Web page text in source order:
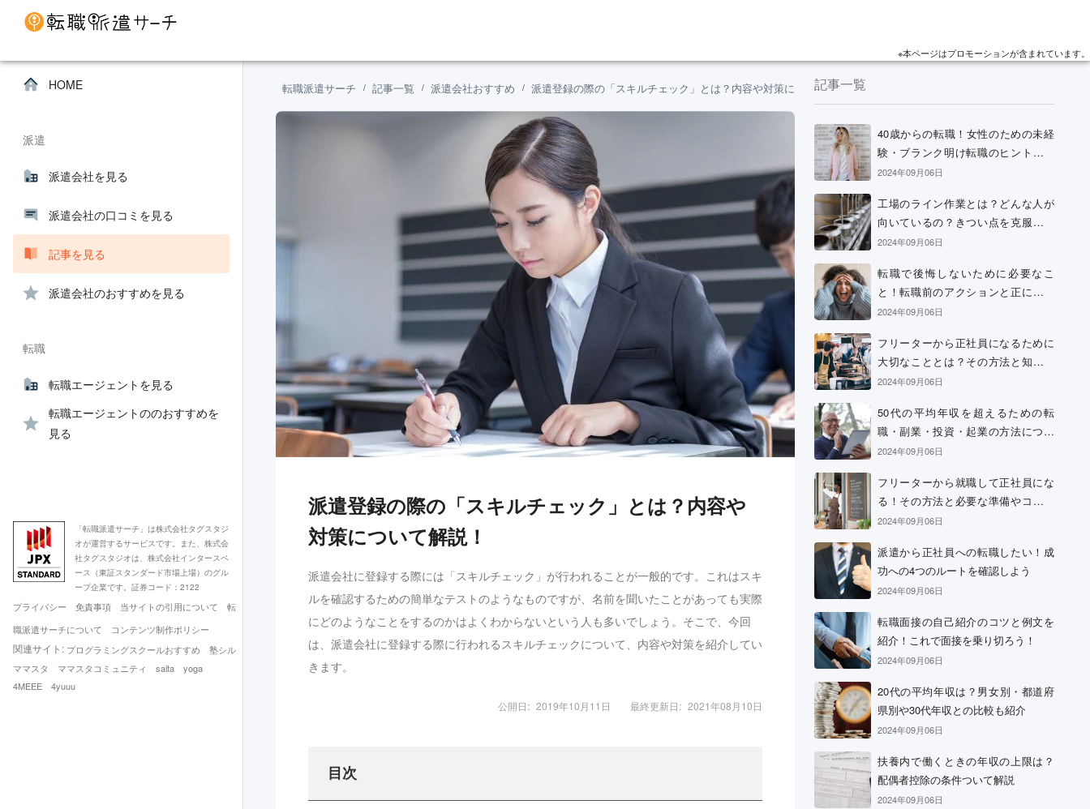
※本ページはプロモーションが含まれています。
転職派遣サーチ 記事一覧 派遣会社おすすめ 派遣登録の際の「スキルチェック」とは？内容や対策について解説！
派遣登録の際の「スキルチェック」とは？内容や
対策について解説！
派遣会社に登録する際には「スキルチェック」が行われることが一般的です。これはスキ
ルを確認するための簡単なテストのようなものですが、名前を聞いたことがあっても実際
にどのようなことをするのかはよくわからないという人も多いでしょう。そこで、今回
は、派遣会社に登録する際に行われるスキルチェックについて、内容や対策を紹介してい
きます。
公開日: 2019年10月11日 最終更新日: 2021年08月10日
目次
記事一覧
40歳からの転職！女性のための未経
験・ブランク明け転職のヒントと考
え方
2024年09月06日
工場のライン作業とは？どんな人が
向いているの？きつい点を克服する
方法などを解説
2024年09月06日
転職で後悔しないために必要なこ
と！転職前のアクションと正に後悔
中の場合の解決策
2024年09月06日
フリーターから正社員になるために
大切なこととは？その方法と知って
おきたい心構え
2024年09月06日
50代の平均年収を超えるための転
職・副業・投資・起業の方法につい
て
2024年09月06日
フリーターから就職して正社員にな
る！その方法と必要な準備やコツに
ついて
2024年09月06日
派遣から正社員への転職したい！成
功への4つのルートを確認しよう
2024年09月06日
転職面接の自己紹介のコツと例文を
紹介！これで面接を乗り切ろう！
2024年09月06日
20代の平均年収は？男女別・都道府
県別や30代年収との比較も紹介
2024年09月06日
扶養内で働くときの年収の上限は？
配偶者控除の条件ついて解説
2024年09月06日
HOME
派遣
派遣会社を見る
派遣会社の口コミを見る
記事を見る
派遣会社のおすすめを見る
転職
転職エージェントを見る
転職エージェントののおすすめを
見る
「転職派遣サーチ」は株式会社タグスタジ
オが運営するサービスです。また、株式会
社タグスタジオは、株式会社インタースペ
ース（東証スタンダード市場上場）のグル
ープ企業です。証券コード：2122
プライバシー 免責事項 当サイトの引用について
転
職派遣サーチについて
コンテンツ制作ポリシー
関連サイト: プログラミングスクールおすすめ
塾シル
ママスタ
ママスタコミュニティ saita
yoga
4MEEE
4yuuu